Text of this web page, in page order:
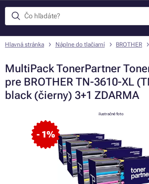
Hlavná stránka Náplne do tlačiarní BROTHER
MultiPack TonerPartner
pre BROTHER TN-3610-XL
black (čierny) 3+1 ZDARMA
- 1%
ilustračné foto